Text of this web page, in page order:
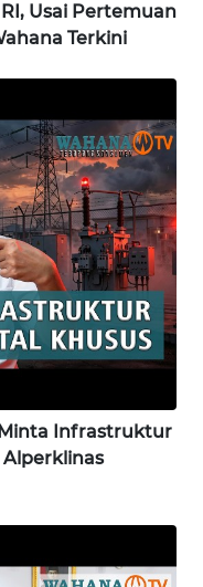
Usai Pertemuan
Terkini
Infrastruktur
Alperklinas